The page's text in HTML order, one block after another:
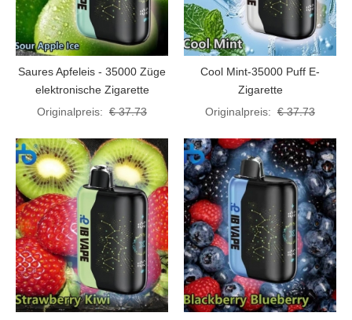
Saures Apfeleis - 35000 Züge
elektronische Zigarette
Originalpreis: € 37.73
Cool Mint-35000 Puff E-
Zigarette
Originalpreis: € 37.73